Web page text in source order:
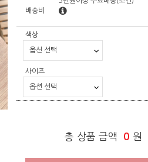
배송비
색상
사이즈
총 상품 금액 0 원